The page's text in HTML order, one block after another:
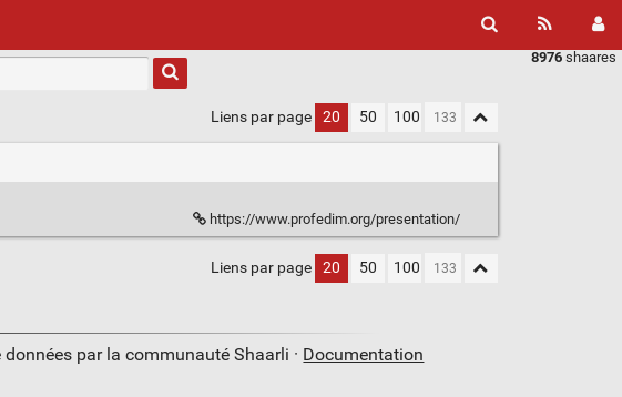
8976 shaares
Liens par page 20 50 100
https://www.profedim.org/presentation/
Liens par page 20 50 100
par la communauté Shaarli · Documentation